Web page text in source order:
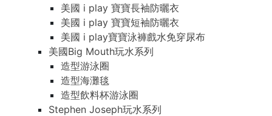
美國 i play 寶寶長袖防曬衣
美國 i play 寶寶短袖防曬衣
美國 i play寶寶泳褲戲水免穿尿布
美國Big Mouth玩水系列
造型游泳圈
造型海灘毯
造型飲料杯游泳圈
Stephen Joseph玩水系列